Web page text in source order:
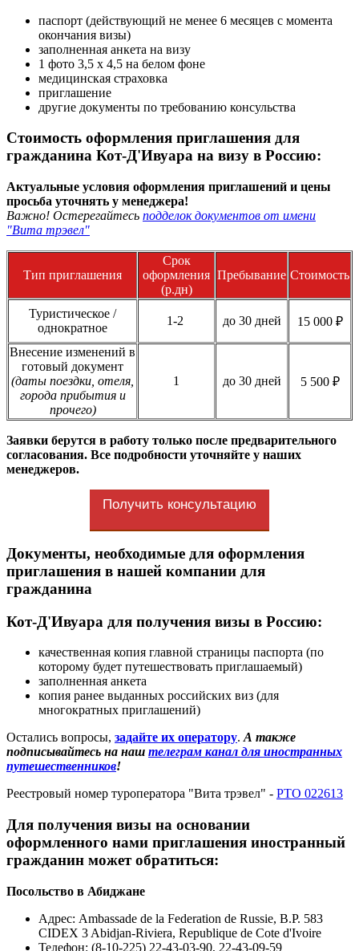
паспорт (действующий не менее 6 месяцев с момента
окончания визы)
заполненная анкета на визу
1 фото 3,5 х 4,5 на белом фоне
медицинская страховка
приглашение
другие документы по требованию консульства
Стоимость оформления приглашения для
гражданина Кот-Д'Ивуара на визу в Россию:
Актуальные условия оформления приглашений и цены
просьба уточнять у менеджера!
Важно! Остерегайтесь подделок документов от имени
"Вита трэвел"
Тип приглашения
Срок
оформления
(р.дн)
Пребывание Стоимость
Туристическое /
однократное
1-2 до 30 дней 15 000 ₽
Внесение изменений в
готовый документ
(даты поездки, отеля,
города прибытия и
прочего)
1 до 30 дней 5 500 ₽
Заявки берутся в работу только после предварительного
согласования. Все подробности уточняйте у наших
менеджеров.
Получить консультацию
Документы, необходимые для оформления
приглашения в нашей компании для
гражданина
Кот-Д'Ивуара для получения визы в Россию:
качественная копия главной страницы паспорта (по
которому будет путешествовать приглашаемый)
заполненная анкета
копия ранее выданных российских виз (для
многократных приглашений)
Остались вопросы, задайте их оператору. А также
подписывайтесь на наш телеграм канал для иностранных
путешественников!
Реестровый номер туроператора "Вита трэвел" - РТО 022613
Для получения визы на основании
оформленного нами приглашения иностранный
гражданин может обратиться:
Посольство в Абиджане
Адрес: Ambassade de la Federation de Russie, B.P. 583
CIDEX 3 Abidjan-Riviera, Republique de Cote d'Ivoire
Телефон: (8-10-225) 22-43-03-90, 22-43-09-59